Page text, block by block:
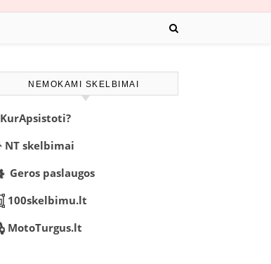
NEMOKAMI SKELBIMAI
KurApsistoti?
NT skelbimai
Geros paslaugos
100skelbimu.lt
MotoTurgus.lt